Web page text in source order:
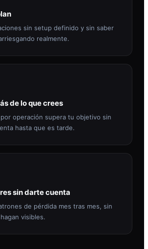
sin setup definido y sin saber
realmente.
de lo que crees
operación supera tu objetivo sin
hasta que es tarde.
sin darte cuenta
de pérdida mes tras mes, sin
visibles.